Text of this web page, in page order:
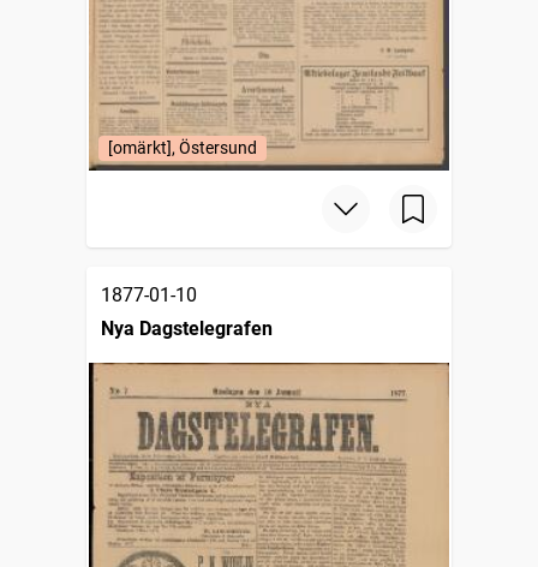
[omärkt], Östersund
1877-01-10
Nya Dagstelegrafen